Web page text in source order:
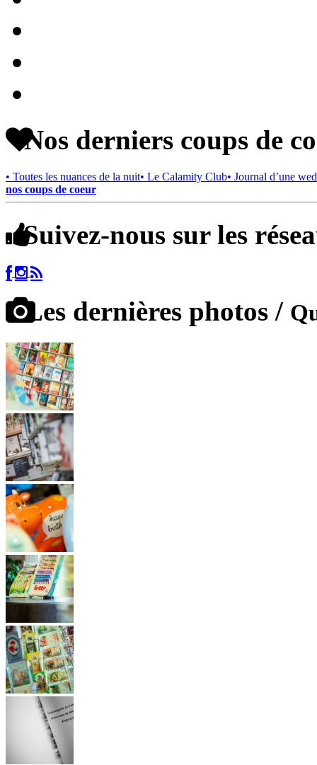
Nos derniers coups de
• Toutes les nuances de la nuit• Le Calamity Club• Journal d’une
nos coups de coeur
Suivez-nous sur les
Les dernières photos /